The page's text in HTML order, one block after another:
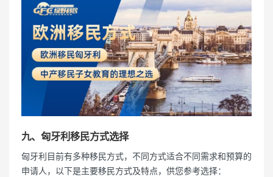
九、匈牙利移民方式选择
匈牙利目前有多种移民方式，不同方式适合不同需求和预算的
申请人，以下是主要移民方式及特点，供您参考选择：